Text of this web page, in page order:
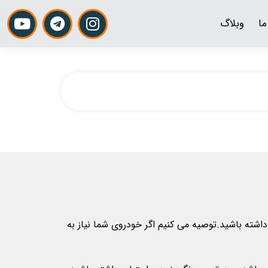
وبلاگ
باشید.توصیه می کنیم اگر خودروی شما نیاز به